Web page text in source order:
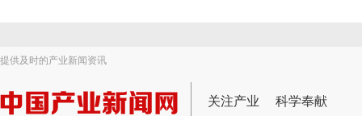
提供及时的产业新闻资讯
关注产业
科学奉献